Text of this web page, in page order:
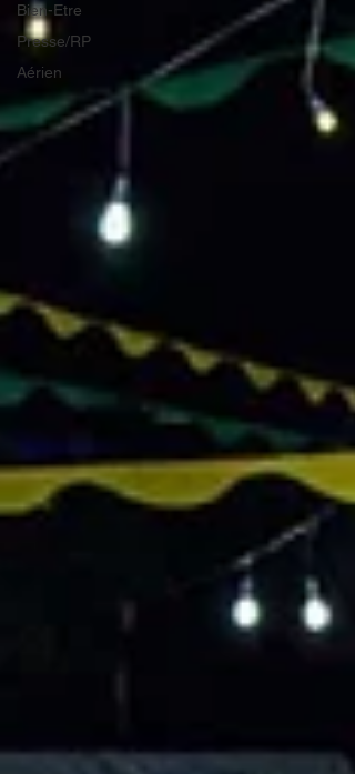
Bien-Etre
Presse/RP
Aérien